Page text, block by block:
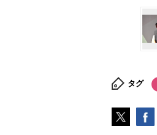
タグ